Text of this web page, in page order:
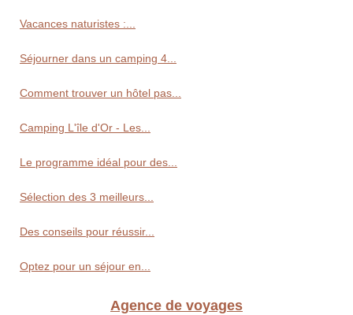
Vacances naturistes :...
Séjourner dans un camping 4...
Comment trouver un hôtel pas...
Camping L'île d'Or - Les...
Le programme idéal pour des...
Sélection des 3 meilleurs...
Des conseils pour réussir...
Optez pour un séjour en...
Agence de voyages